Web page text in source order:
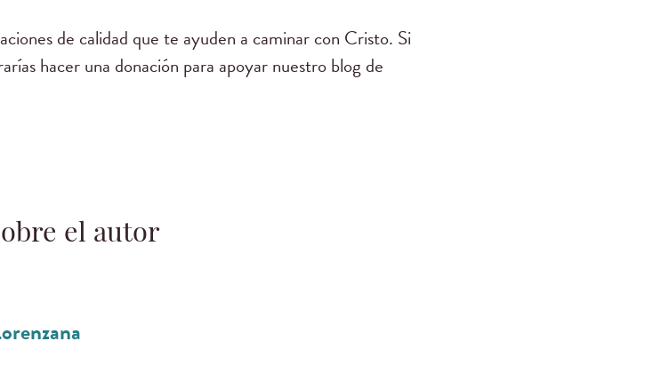
de calidad que te ayuden a caminar con Cristo. Si
hacer una donación para apoyar nuestro blog de
el autor